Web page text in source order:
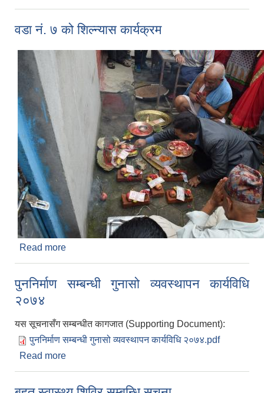
वडा नं. ७ को शिल्न्यास कार्यक्रम
Read more
पुननिर्माण सम्बन्धी गुनासो व्यवस्थापन कार्यविधि
२०७४
यस सूचनासँग सम्बन्धीत कागजात (Supporting Document):
पुननिर्माण सम्बन्धी गुनासो व्यवस्थापन कार्यविधि २०७४.pdf
Read more